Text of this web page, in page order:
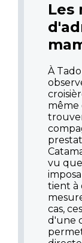
Les
À
même
vu
tient à
cas,
d'une